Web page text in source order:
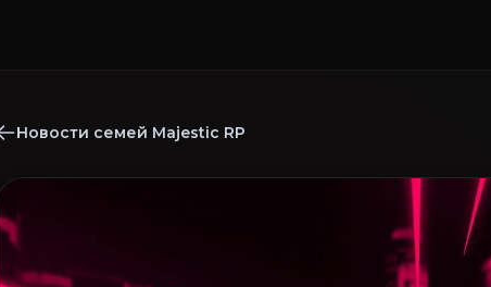
Новости семей Majestic RP